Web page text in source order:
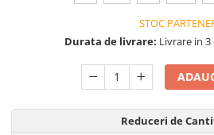
reflectorizante (HI-VIS)
Accesorii reflectorizante (HI-VIS)
Îmbrăcăminte ANTICHIMICĂ |
STOC
Durata de livrare: Livrare in
Reduceri de